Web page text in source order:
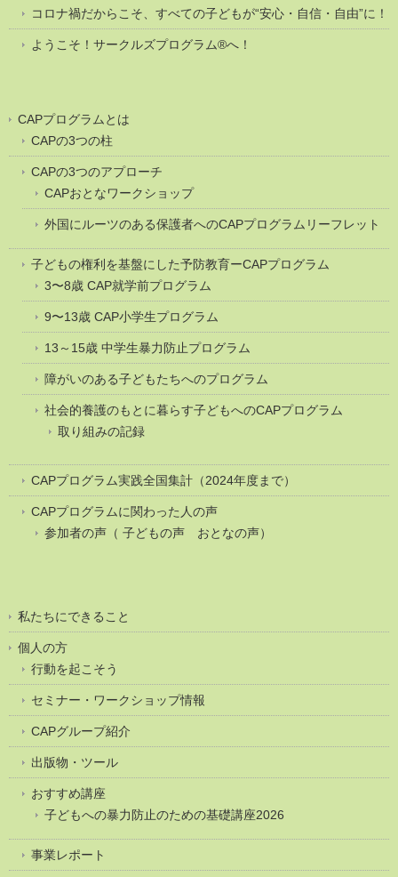
コロナ禍だからこそ、すべての子どもが“安心・自信・自由”に！
ようこそ！サークルズプログラム®へ！
CAPプログラムとは
CAPの3つの柱
CAPの3つのアプローチ
CAPおとなワークショップ
外国にルーツのある保護者へのCAPプログラムリーフレット
子どもの権利を基盤にした予防教育ーCAPプログラム
3〜8歳 CAP就学前プログラム
9〜13歳 CAP小学生プログラム
13～15歳 中学生暴力防止プログラム
障がいのある子どもたちへのプログラム
社会的養護のもとに暮らす子どもへのCAPプログラム
取り組みの記録
CAPプログラム実践全国集計（2024年度まで）
CAPプログラムに関わった人の声
参加者の声（ 子どもの声 おとなの声）
私たちにできること
個人の方
行動を起こそう
セミナー・ワークショップ情報
CAPグループ紹介
出版物・ツール
おすすめ講座
子どもへの暴力防止のための基礎講座2026
事業レポート